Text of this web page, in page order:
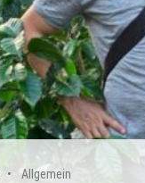
Allgemein